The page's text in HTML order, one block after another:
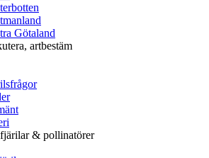
Götaland
artbestäm
& pollinatörer